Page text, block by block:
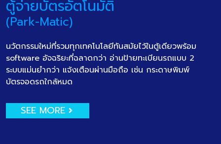
ตู้จ่ายบัตรอัตโนมัติ
(Park-Matic)
นวัตกรรมใหม่ที่รวมทุกเทคโนโลยีทันสมัยไว้ในตู้เดียวพร้อม
software อัจฉริยะที่ฉลาดกว่า อ่านป้ายทะเบียนรถแบบ 2
ระบบแม่นยำกว่า แจ้งเตือนผ่านมือถือ เช่น กระดาษพิมพ์
บัตรจอดรถใกล้หมด
SEE MORE